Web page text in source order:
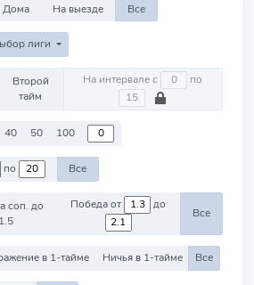
Дома На выезде Все
лиги
Второй
тайм
На интервале с по
40 50 100
по Все
соп. до
1.5
Победа от до
Все
в 1-тайме Ничья в 1-тайме Все